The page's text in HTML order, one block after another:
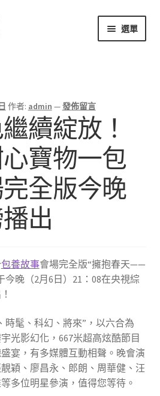
選單
作者: admin —發佈留言
續綻放！
寶物一包
全版今晚
出
包養故事會場完全版“擁抱春天——
今晚（2月6日）21：08在央視綜
時髦、科幻、將來”，以六合為
光影幻化，667米超高炫酷節目
宴，有多媒體互動相聲。晚會演
穎、廖昌永、郎朗、周華健、汪
多位明星參演，值得您等待。